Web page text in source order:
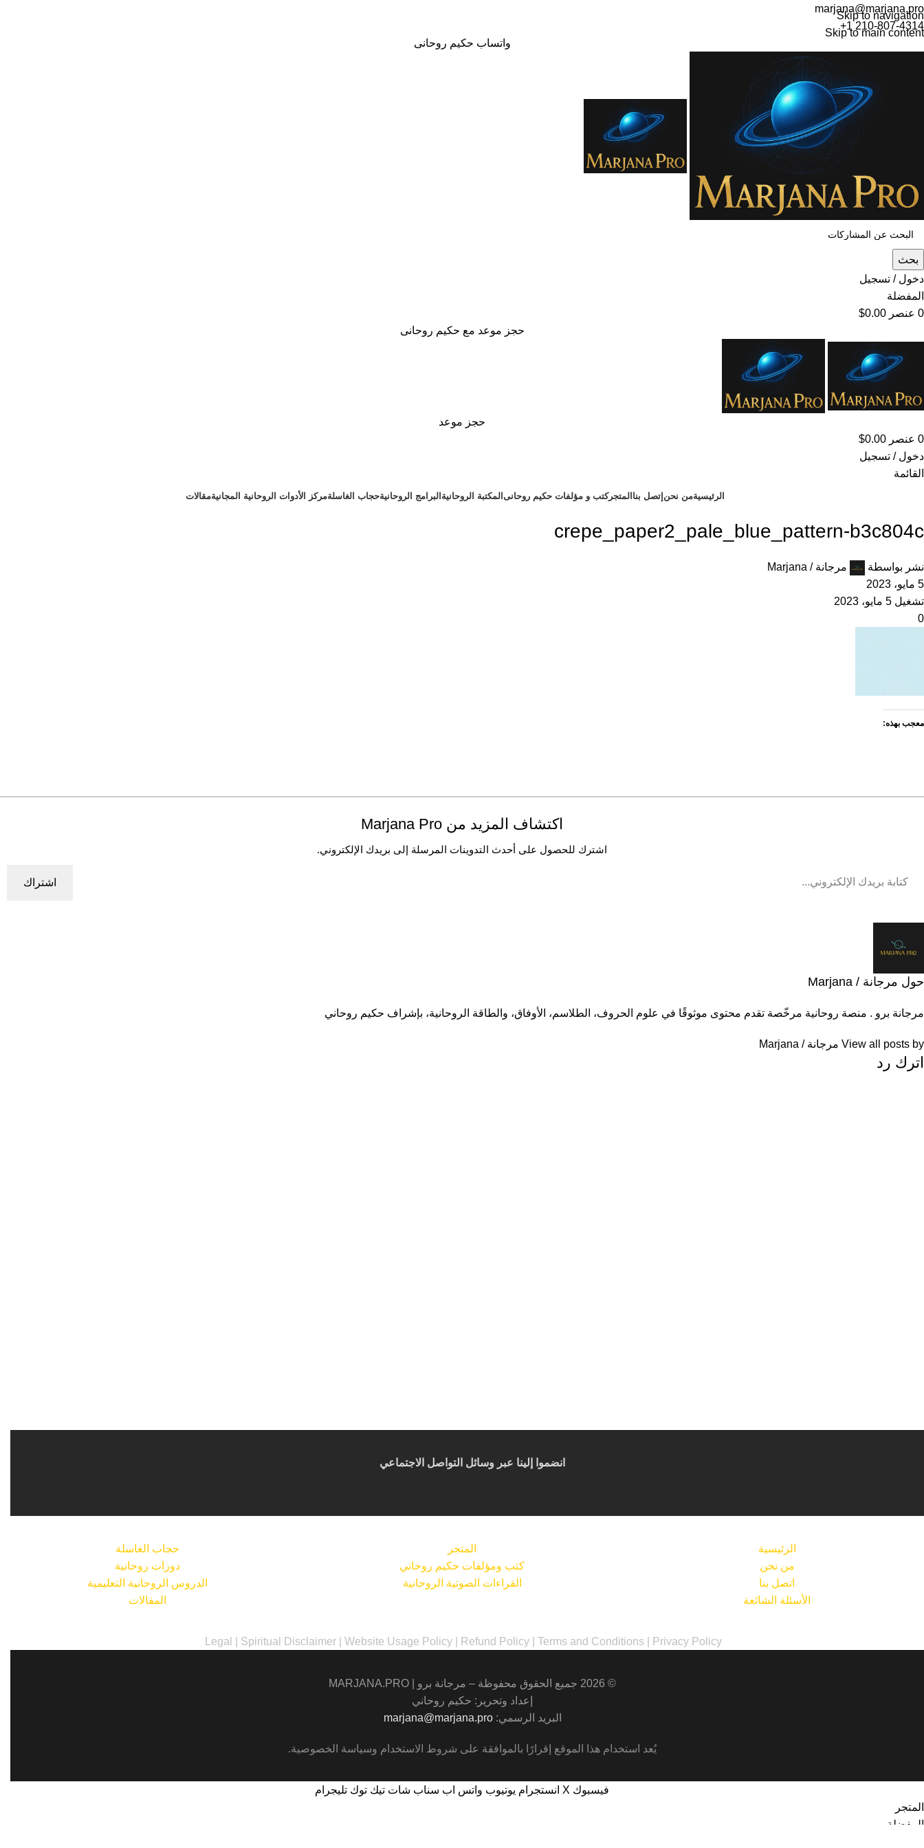
Skip to navigation
Skip to main content
marjana@marjana.pro
+1 210-807-4314
واتساب حكيم روحانى
بحث
دخول / تسجيل
المفضلة
0 عنصر $0.00
حجز موعد مع حكيم روحانى
حجز موعد
0 عنصر $0.00
دخول / تسجيل
القائمة
الرئيسيةمن نحن إتصل بنا المتجركتب و مؤلفات حكيم روحانى المكتبة الروحانية البرامج الروحانيةحجاب الغاسلةمركز الأدوات الروحانية المجانيةمقالات
crepe_paper2_pale_blue_pattern-b3c804c
نشر بواسطة
مرجانة / Marjana
5 مايو، 2023
تشغيل 5 مايو، 2023
0
معجب بهذه:
اكتشاف المزيد من Marjana Pro
اشترك للحصول على أحدث التدوينات المرسلة إلى بريدك الإلكتروني.
اشتراك
حول مرجانة / Marjana
مرجانة برو . منصة روحانية مرخّصة تقدم محتوى موثوقًا في علوم الحروف، الطلاسم، الأوفاق، والطاقة الروحانية، بإشراف حكيم روحاني
View all posts by مرجانة / Marjana
اترك رد
انضموا إلينا عبر وسائل التواصل الاجتماعي
حجاب الغاسلة
دورات روحانية
الدروس الروحانية التعليمية
المقالات
المتجر
كتب ومؤلفات حكيم روحاني
القراءات الصوتية الروحانية
الرئيسية
من نحن
اتصل بنا
الأسئلة الشائعة
Privacy Policy
Terms and Conditions
Refund Policy
Website Usage Policy
Spiritual Disclaimer
Legal
© 2026 جميع الحقوق محفوظة – مرجانة برو |
MARJANA.PRO
إعداد وتحرير: حكيم روحاني
البريد الرسمي:marjana@marjana.pro
يُعد استخدام هذا الموقع إقرارًا بالموافقة على شروط الاستخدام وسياسة الخصوصية.
فيسبوك X انستجرام يوتيوب واتس اب سناب شات تيك توك تليجرام
المتجر
المفضلة